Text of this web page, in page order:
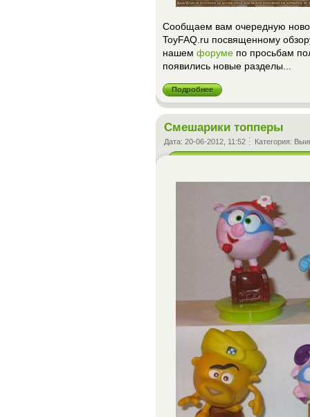
Сообщаем вам очередную
ToyFAQ.ru посвященному
нашем форуме по просьбам
появились новые разделы...
Подробнее
Смешарики топперы
Дата: 20-06-2012, 11:52 Категория: